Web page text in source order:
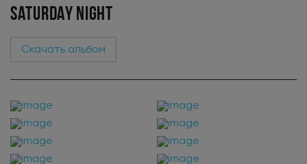
SATURDAY NIGHT
Скачать альбом